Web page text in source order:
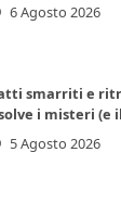
6 Agosto 2026
smarriti e
i misteri (e
5 Agosto 2026